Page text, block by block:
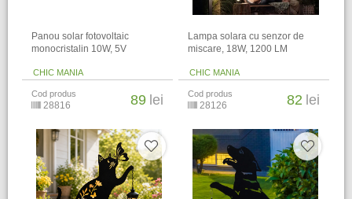
Panou solar fotovoltaic
monocristalin 10W, 5V
CHIC MANIA
Cod produs
28816 89 lei
Lampa solara cu senzor de
miscare, 18W, 1200 LM
CHIC MANIA
Cod produs
28126 82 lei